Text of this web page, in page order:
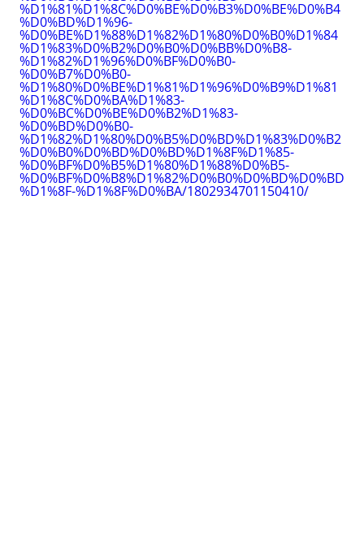
%D1%81%D1%8C%D0%BE%D0%B3%D0%BE%D0%B4
%D0%BD%D1%96-
%D0%BE%D1%88%D1%82%D1%80%D0%B0%D1%84
%D1%83%D0%B2%D0%B0%D0%BB%D0%B8-
%D1%82%D1%96%D0%BF%D0%B0-
%D0%B7%D0%B0-
%D1%80%D0%BE%D1%81%D1%96%D0%B9%D1%81
%D1%8C%D0%BA%D1%83-
%D0%BC%D0%BE%D0%B2%D1%83-
%D0%BD%D0%B0-
%D1%82%D1%80%D0%B5%D0%BD%D1%83%D0%B2
%D0%B0%D0%BD%D0%BD%D1%8F%D1%85-
%D0%BF%D0%B5%D1%80%D1%88%D0%B5-
%D0%BF%D0%B8%D1%82%D0%B0%D0%BD%D0%BD
%D1%8F-%D1%8F%D0%BA/1802934701150410/